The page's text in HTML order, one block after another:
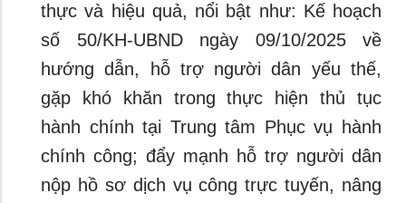
thực và hiệu quả, nổi bật như: Kế hoạch
số 50/KH-UBND ngày 09/10/2025 về
hướng dẫn, hỗ trợ người dân yếu thế,
gặp khó khăn trong thực hiện thủ tục
hành chính tại Trung tâm Phục vụ hành
chính công; đẩy mạnh hỗ trợ người dân
nộp hồ sơ dịch vụ công trực tuyến, nâng